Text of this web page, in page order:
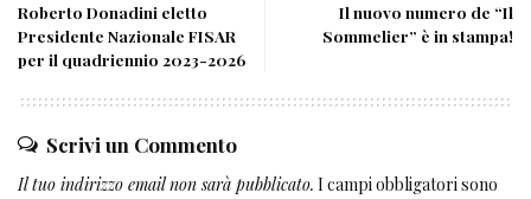
Roberto Donadini eletto
Presidente Nazionale FISAR
per il quadriennio 2023-2026
Il nuovo numero de “Il
Sommelier” è in stampa!
Scrivi un Commento
Il tuo indirizzo email non sarà pubblicato. I campi obbligatori sono